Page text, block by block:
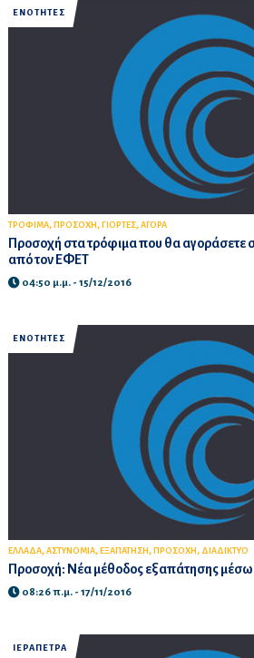
ΕΝΟΤΗΤΕΣ
ΤΡΟΦΙΜΑ, ΠΡΟΣΟΧΗ , ΓΙΟΡΤΕΣ, ΑΓΟΡΑ
Προσοχή στα τρόφιμα που θα αγοράσετε
από τον ΕΦΕΤ
04:50 μ.μ. - 15/12/2016
ΕΝΟΤΗΤΕΣ
ΕΛΛΑΔΑ, ΑΣΤΥΝΟΜΙΑ, ΕΞΑΠΑΤΗΣΗ , ΠΡΟΣΟΧΗ , ΔΙΑΔΙΚΤΥΟ
Προσοχή: Νέα μέθοδος εξαπάτησης μέσω
08:26 π.μ. - 17/11/2016
ΙΕΡΑΠΕΤΡΑ